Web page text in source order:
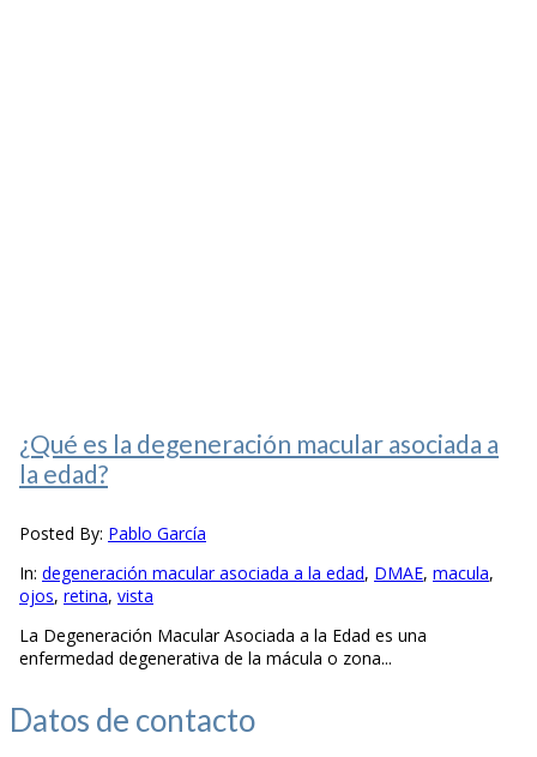
¿Qué es la degeneración macular asociada a
la edad?
Posted By: Pablo García
In: degeneración macular asociada a la edad, DMAE, macula,
ojos, retina, vista
La Degeneración Macular Asociada a la Edad es una
enfermedad degenerativa de la mácula o zona...
Datos de contacto